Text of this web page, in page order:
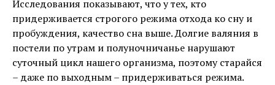
Исследования показывают, что у тех, кто
придерживается строгого режима отхода ко сну и
пробуждения, качество сна выше. Долгие валяния в
постели по утрам и полуночничанье нарушают
суточный цикл нашего организма, поэтому старайся
– даже по выходным – придерживаться режима.